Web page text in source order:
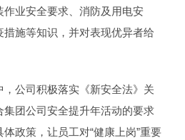
业安全要求、消防及用电安
施等知识，并对表现优异者给
公司积极落实《新安全法》关
团公司安全提升年活动的要求
政策，让员工对“健康上岗”重要